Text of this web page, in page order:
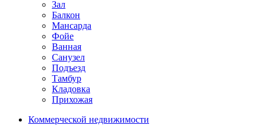
Зал
Балкон
Мансарда
Фойе
Ванная
Санузел
Подъезд
Тамбур
Кладовка
Прихожая
Коммерческой недвижимости